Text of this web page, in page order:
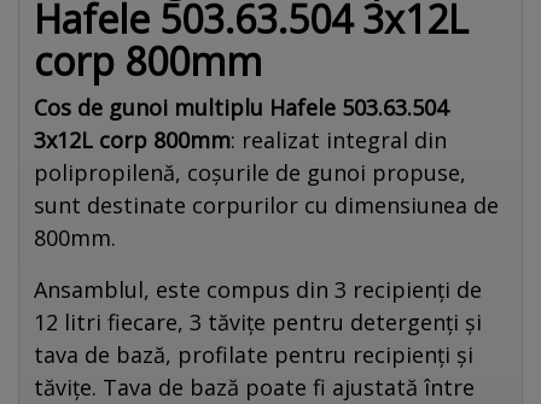
Hafele 503.63.504 3x12L
corp 800mm
Cos de gunoi multiplu Hafele 503.63.504
3x12L corp 800mm: realizat integral din
polipropilenă, coșurile de gunoi propuse,
sunt destinate corpurilor cu dimensiunea de
800mm.
Ansamblul, este compus din 3 recipienți de
12 litri fiecare, 3 tăvițe pentru detergenți și
tava de bază, profilate pentru recipienți și
tăvițe. Tava de bază poate fi ajustată între